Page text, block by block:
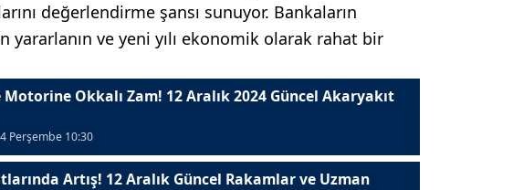
değerlendirme şansı sunuyor. Bankaların
ve yeni yılı ekonomik olarak rahat bir
Motorine Okkalı Zam! 12 Aralık 2024 Güncel Akaryakıt
Perşembe 10:30
Artış! 12 Aralık Güncel Rakamlar ve Uzman